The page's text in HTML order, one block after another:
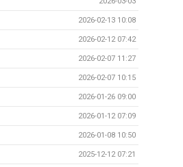
2026-02-13 10:08
2026-02-12 07:42
2026-02-07 11:27
2026-02-07 10:15
2026-01-26 09:00
2026-01-12 07:09
2026-01-08 10:50
2025-12-12 07:21